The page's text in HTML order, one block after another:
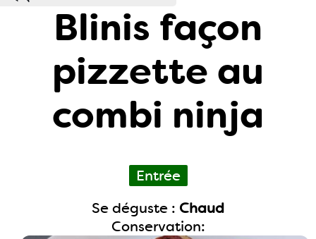
Blinis façon
pizzette au
combi ninja
Entrée
Se déguste : Chaud
Conservation: